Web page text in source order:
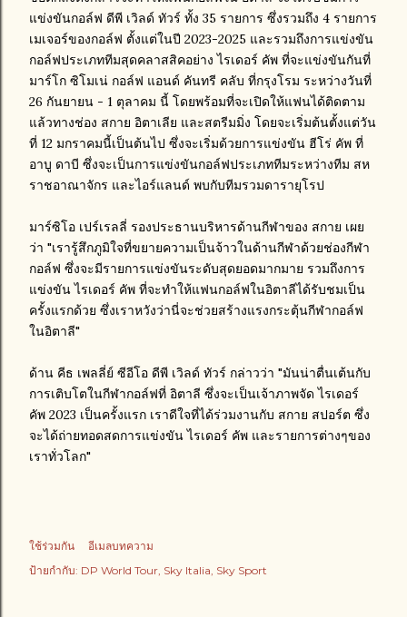
แข่งขันกอล์ฟ ดีพี เวิลด์ ทัวร์ ทั้ง 35 รายการ ซึ่งรวมถึง 4 รายการ
เมเจอร์ของกอล์ฟ ตั้งแต่ในปี 2023-2025 และรวมถึงการแข่งขัน
กอล์ฟประเภททีมสุดคลาสสิคอย่าง ไรเดอร์ คัพ ที่จะแข่งขันกันที่
มาร์โก ซิโมเน่ กอล์ฟ แอนด์ คันทรี คลับ ที่กรุงโรม ระหว่างวันที่
26 กันยายน - 1 ตุลาคม นี้ โดยพร้อมที่จะเปิดให้แฟนได้ติดตาม
แล้วทางช่อง สกาย อิตาเลีย และสตรีมมิ่ง โดยจะเริ่มต้นตั้งแต่วัน
ที่ 12 มกราคมนี้เป็นต้นไป ซึ่งจะเริ่มด้วยการแข่งขัน ฮีโร่ คัพ ที่
อาบู ดาบี ซึ่งจะเป็นการแข่งขันกอล์ฟประเภททีมระหว่างทีม สห
ราชอาณาจักร และไอร์แลนด์ พบกับทีมรวมดารายุโรป
มาร์ซิโอ เปร์เรลลี่ รองประธานบริหารด้านกีฬาของ สกาย เผย
ว่า "เรารู้สึกภูมิใจที่ขยายความเป็นจ้าวในด้านกีฬาด้วยช่องกีฬา
กอล์ฟ ซึ่งจะมีรายการแข่งขันระดับสุดยอดมากมาย รวมถึงการ
แข่งขัน ไรเดอร์ คัพ ที่จะทำให้แฟนกอล์ฟในอิตาลีได้รับชมเป็น
ครั้งแรกด้วย ซึ่งเราหวังว่านี่จะช่วยสร้างแรงกระตุ้นกีฬากอล์ฟ
ในอิตาลี"
ด้าน คีธ เพลลี่ย์ ซีอีโอ ดีพี เวิลด์ ทัวร์ กล่าวว่า "มันน่าตื่นเต้นกับ
การเติบโตในกีฬากอล์ฟที่ อิตาลี ซึ่งจะเป็นเจ้าภาพจัด ไรเดอร์
คัพ 2023 เป็นครั้งแรก เราดีใจที่ได้ร่วมงานกับ สกาย สปอร์ต ซึ่ง
จะได้ถ่ายทอดสดการแข่งขัน ไรเดอร์ คัพ และรายการต่างๆของ
เราทั่วโลก"
ใช้ร่วมกัน
อีเมลบทความ
ป้ายกำกับ: DP World Tour Sky Italia Sky Sport